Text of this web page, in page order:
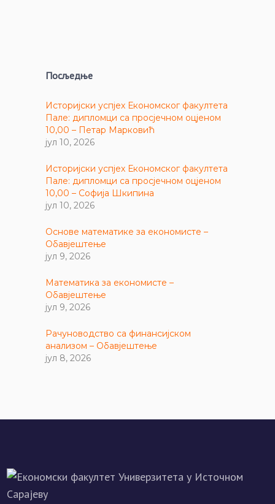
Посљедње
Историјски успјех Економског факултета
Пале: дипломци са просјечном оцјеном
10,00 – Петар Марковић
јул 10, 2026
Историјски успјех Економског факултета
Пале: дипломци са просјечном оцјеном
10,00 – Софија Шкипина
јул 10, 2026
Основе математике за економисте –
Обавјештење
јул 9, 2026
Математика за економисте –
Обавјештење
јул 9, 2026
Рачуноводство са финансијском
анализом – Обавјештење
јул 8, 2026